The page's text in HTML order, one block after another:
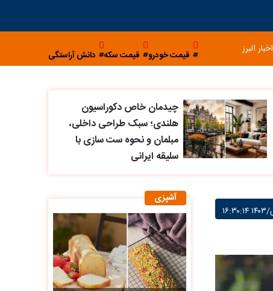
اخبار البرز قیمت خودرو قیمت سکه دانش آراستگی
چیدمان خاص دکوراسیون
هلندی؛ سبک طراحی داخلی،
مبلمان و نحوه ست سازی با
سلیقه ایرانی
آشپزی